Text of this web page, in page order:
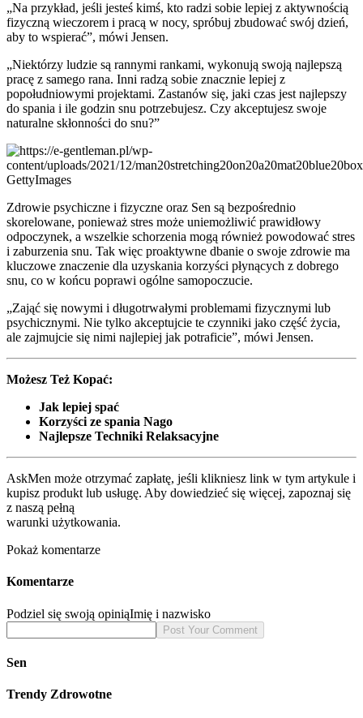
„Na przykład, jeśli jesteś kimś, kto radzi sobie lepiej z aktywnością
fizyczną wieczorem i pracą w nocy, spróbuj zbudować swój dzień,
aby to wspierać”, mówi Jensen.
„Niektórzy ludzie są rannymi rankami, wykonują swoją najlepszą
pracę z samego rana. Inni radzą sobie znacznie lepiej z
popołudniowymi projektami. Zastanów się, jaki czas jest najlepszy
do spania i ile godzin snu potrzebujesz. Czy akceptujesz swoje
naturalne skłonności do snu?”
GettyImages
Zdrowie psychiczne i fizyczne oraz Sen są bezpośrednio
skorelowane, ponieważ stres może uniemożliwić prawidłowy
odpoczynek, a wszelkie schorzenia mogą również powodować stres
i zaburzenia snu. Tak więc proaktywne dbanie o swoje zdrowie ma
kluczowe znaczenie dla uzyskania korzyści płynących z dobrego
snu, co w końcu poprawi ogólne samopoczucie.
„Zająć się nowymi i długotrwałymi problemami fizycznymi lub
psychicznymi. Nie tylko akceptujcie te czynniki jako część życia,
ale zajmujcie się nimi najlepiej jak potraficie”, mówi Jensen.
Możesz Też Kopać:
Jak lepiej spać
Korzyści ze spania Nago
Najlepsze Techniki Relaksacyjne
AskMen może otrzymać zapłatę, jeśli klikniesz link w tym artykule i
kupisz produkt lub usługę. Aby dowiedzieć się więcej, zapoznaj się
z naszą pełną
warunki użytkowania.
Pokaż komentarze
Komentarze
Podziel się swoją opiniąImię i nazwisko
Sen
Trendy Zdrowotne